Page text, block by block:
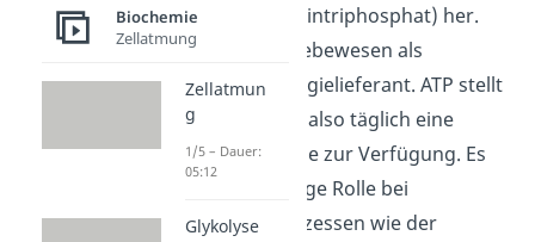
vonATP
(Adenosintriphosphat) her.
ATP dient allen Lebewesen als
universeller Energielieferant. ATP stellt
unserem Körper also täglich eine
Menge an Energie zur Verfügung. Es
spielt eine wichtige Rolle bei
Stoffwechselprozessen wie der
Biochemie
Zellatmung
Zellatmun
g
1/5 – Dauer:
05:12
Glykolyse